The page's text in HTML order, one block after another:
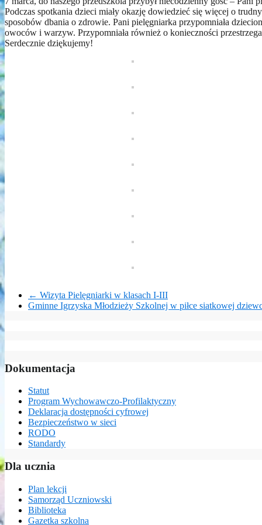
Podczas spotkania dzieci miały okazję dowiedzieć się więcej o
sposobów dbania o zdrowie. Pani pielęgniarka przypomniała
owoców i warzyw. Przypomniała również o konieczności
Serdecznie dziękujemy!
← Wizyta Pielęgniarki w klasach I-III
Gminne Igrzyska Młodzieży Szkolnej w piłce siatkowej
Dokumentacja
Statut
Program Wychowawczo-Profilaktyczny
Deklaracja dostępności cyfrowej
Bezpieczeństwo w sieci
RODO
Standardy
Dla ucznia
Plan lekcji
Samorząd Uczniowski
Biblioteka
Gazetka szkolna